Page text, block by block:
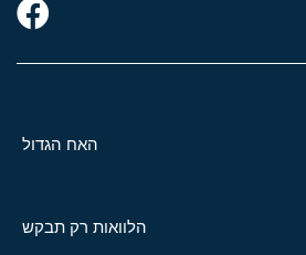
האח הגדול
הלוואות רק תבקש